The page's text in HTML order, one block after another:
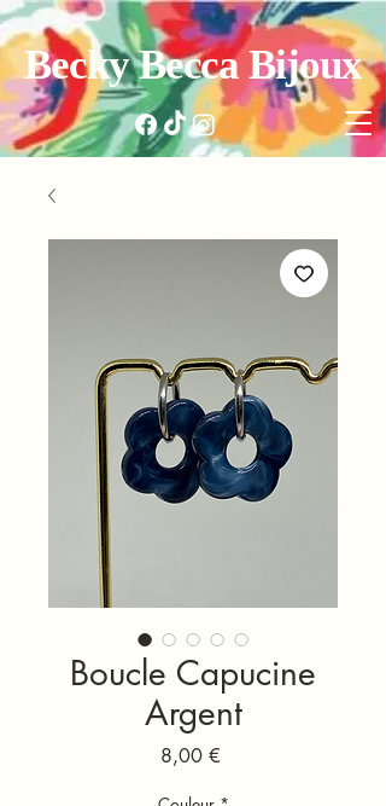
Becky Becca Bijoux
Boucle Capucine
Argent
8,00 €Prix